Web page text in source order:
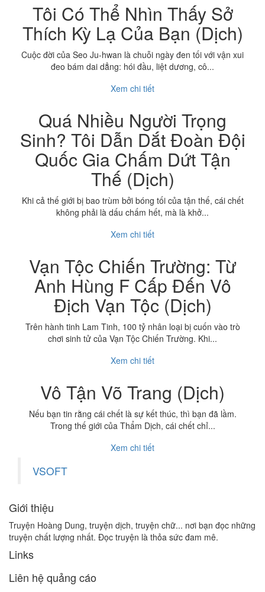
Tôi Có Thể Nhìn Thấy Sở
Thích Kỳ Lạ Của Bạn (Dịch)
Cuộc đời của Seo Ju-hwan là chuỗi ngày đen tối với vận xui
đeo bám dai dẳng: hói đầu, liệt dương, cô...
Xem chi tiết
Quá Nhiều Người Trọng
Sinh? Tôi Dẫn Dắt Đoàn Đội
Quốc Gia Chấm Dứt Tận
Thế (Dịch)
Khi cả thế giới bị bao trùm bởi bóng tối của tận thế, cái chết
không phải là dấu chấm hết, mà là khở...
Xem chi tiết
Vạn Tộc Chiến Trường: Từ
Anh Hùng F Cấp Đến Vô
Địch Vạn Tộc (Dịch)
Trên hành tinh Lam Tinh, 100 tỷ nhân loại bị cuốn vào trò
chơi sinh tử của Vạn Tộc Chiến Trường. Khi...
Xem chi tiết
Vô Tận Võ Trang (Dịch)
Nếu bạn tin rằng cái chết là sự kết thúc, thì bạn đã lầm.
Trong thế giới của Thẩm Dịch, cái chết chỉ...
Xem chi tiết
VSOFT
Giới thiệu
Truyện Hoàng Dung, truyện dịch, truyện chữ... nơi bạn đọc những
truyện chất lượng nhất. Đọc truyện là thỏa sức đam mê.
Links
Liên hệ quảng cáo